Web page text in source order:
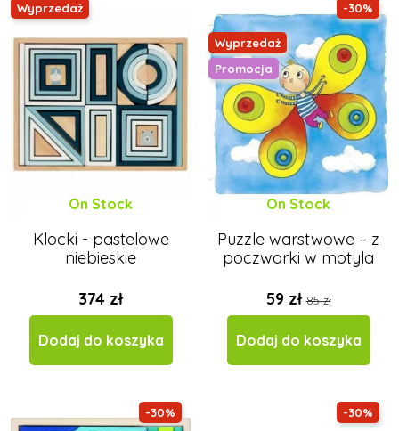
Wyprzedaż
On Stock
Klocki - pastelowe
niebieskie
374 zł
Dodaj do koszyka
-30%
Wyprzedaż
Promocja
On Stock
Puzzle warstwowe – z
poczwarki w motyla
59 zł85 zł
Dodaj do koszyka
-30% -30%